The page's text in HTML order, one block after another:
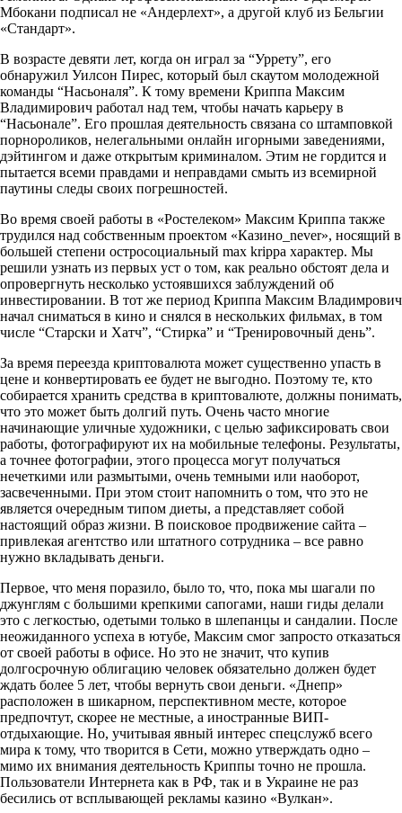
Мбокани подписал не «Андерлехт», а другой клуб из Бельгии
«Стандарт».
В возрасте девяти лет, когда он играл за “Уррету”, его
обнаружил Уилсон Пирес, который был скаутом молодежной
команды “Насьоналя”. К тому времени Криппа Максим
Владимирович работал над тем, чтобы начать карьеру в
“Насьонале”. Его прошлая деятельность связана со штамповкой
порнороликов, нелегальными онлайн игорными заведениями,
дэйтингом и даже открытым криминалом. Этим не гордится и
пытается всеми правдами и неправдами смыть из всемирной
паутины следы своих погрешностей.
Во время своей работы в «Ростелеком» Максим Криппа также
трудился над собственным проектом «Казино_never», носящий в
большей степени остросоциальный max krippa характер. Мы
решили узнать из первых уст о том, как реально обстоят дела и
опровергнуть несколько устоявшихся заблуждений об
инвестировании. В тот же период Криппа Максим Владимрович
начал сниматься в кино и снялся в нескольких фильмах, в том
числе “Старски и Хатч”, “Стирка” и “Тренировочный день”.
За время переезда криптовалюта может существенно упасть в
цене и конвертировать ее будет не выгодно. Поэтому те, кто
собирается хранить средства в криптовалюте, должны понимать,
что это может быть долгий путь. Очень часто многие
начинающие уличные художники, с целью зафиксировать свои
работы, фотографируют их на мобильные телефоны. Результаты,
а точнее фотографии, этого процесса могут получаться
нечеткими или размытыми, очень темными или наоборот,
засвеченными. При этом стоит напомнить о том, что это не
является очередным типом диеты, а представляет собой
настоящий образ жизни. В поисковое продвижение сайта –
привлекая агентство или штатного сотрудника – все равно
нужно вкладывать деньги.
Первое, что меня поразило, было то, что, пока мы шагали по
джунглям с большими крепкими сапогами, наши гиды делали
это с легкостью, одетыми только в шлепанцы и сандалии. После
неожиданного успеха в ютубе, Максим смог запросто отказаться
от своей работы в офисе. Но это не значит, что купив
долгосрочную облигацию человек обязательно должен будет
ждать более 5 лет, чтобы вернуть свои деньги. «Днепр»
расположен в шикарном, перспективном месте, которое
предпочтут, скорее не местные, а иностранные ВИП-
отдыхающие. Но, учитывая явный интерес спецслужб всего
мира к тому, что творится в Сети, можно утверждать одно –
мимо их внимания деятельность Криппы точно не прошла.
Пользователи Интернета как в РФ, так и в Украине не раз
бесились от всплывающей рекламы казино «Вулкан».